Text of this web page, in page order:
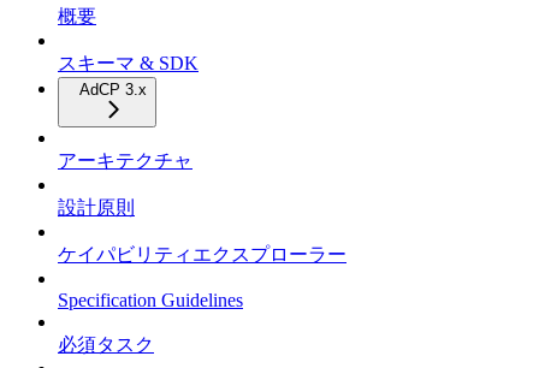
概要
スキーマ & SDK
AdCP 3.x
アーキテクチャ
設計原則
ケイパビリティエクスプローラー
Specification Guidelines
必須タスク